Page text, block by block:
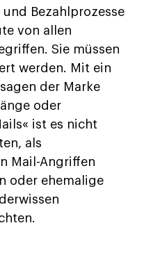
Bezahlprozesse
von allen
Sie müssen
werden. Mit ein
der Marke
oder
ist es nicht
als
Mail-Angriffen
oder ehemalige